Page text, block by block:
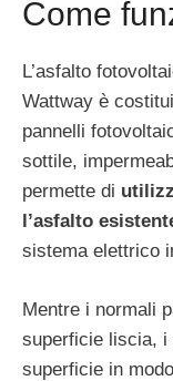
Come
L’asfalto
Wattway è
pannelli
sottile,
permette di
l’asfalto
sistema elettrico
Mentre i normali
superficie liscia, i
superficie in